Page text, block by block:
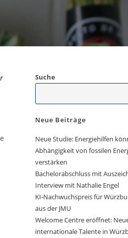
Suche
Neue Beiträge
Neue Studie: Energiehilfen
Abhängigkeit von fossilen
verstärken
Bachelorabschluss mit
Interview mit Nathalie Engel
KI-Nachwuchspreis für
aus der JMU
Welcome Centre eröffnet:
internationale Talente in